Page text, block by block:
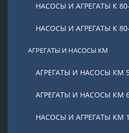
НАСОСЫ И АГРЕГАТЫ К
НАСОСЫ И АГРЕГАТЫ К
АГРЕГАТЫ И НАСОСЫ КМ
АГРЕГАТЫ И НАСОСЫ КМ
АГРЕГАТЫ И НАСОСЫ КМ
НАСОСЫ И АГРЕГАТЫ КМ